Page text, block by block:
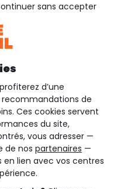
d’une
de
Ces cookies servent
du site,
vous adresser —
de nos partenaires —
lien avec vos centres
sans accepter